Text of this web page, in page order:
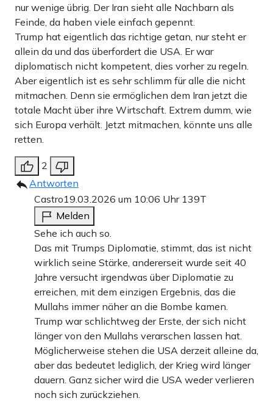
nur wenige übrig. Der Iran sieht alle Nachbarn als
Feinde, da haben viele einfach gepennt.
Trump hat eigentlich das richtige getan, nur steht er
allein da und das überfordert die USA. Er war
diplomatisch nicht kompetent, dies vorher zu regeln.
Aber eigentlich ist es sehr schlimm für alle die nicht
mitmachen. Denn sie ermöglichen dem Iran jetzt die
totale Macht über ihre Wirtschaft. Extrem dumm, wie
sich Europa verhält. Jetzt mitmachen, könnte uns alle
retten.
2
Antworten
Castro19.03.2026 um 10:06 Uhr 139T
Melden
Sehe ich auch so.
Das mit Trumps Diplomatie, stimmt, das ist nicht
wirklich seine Stärke, andererseit wurde seit 40
Jahre versucht irgendwas über Diplomatie zu
erreichen, mit dem einzigen Ergebnis, das die
Mullahs immer näher an die Bombe kamen.
Trump war schlichtweg der Erste, der sich nicht
länger von den Mullahs verarschen lassen hat.
Möglicherweise stehen die USA derzeit alleine da,
aber das bedeutet lediglich, der Krieg wird länger
dauern. Ganz sicher wird die USA weder verlieren
noch sich zurückziehen.